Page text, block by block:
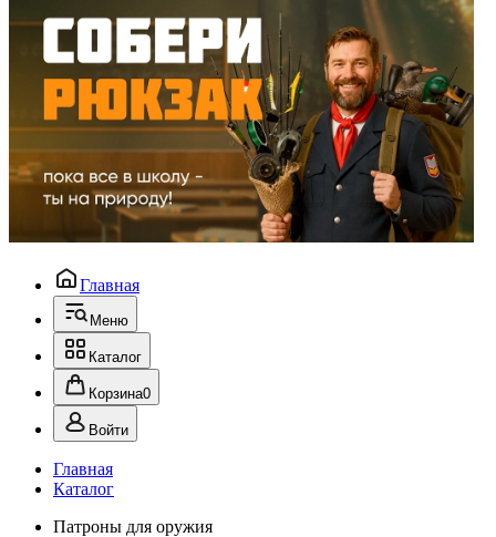
Главная
Меню
Каталог
Корзина0
Войти
Главная
Каталог
Патроны для оружия